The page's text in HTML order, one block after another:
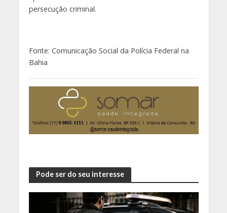
persecução criminal.
Fonte: Comunicação Social da Polícia Federal na
Bahia
Pode ser do seu interesse